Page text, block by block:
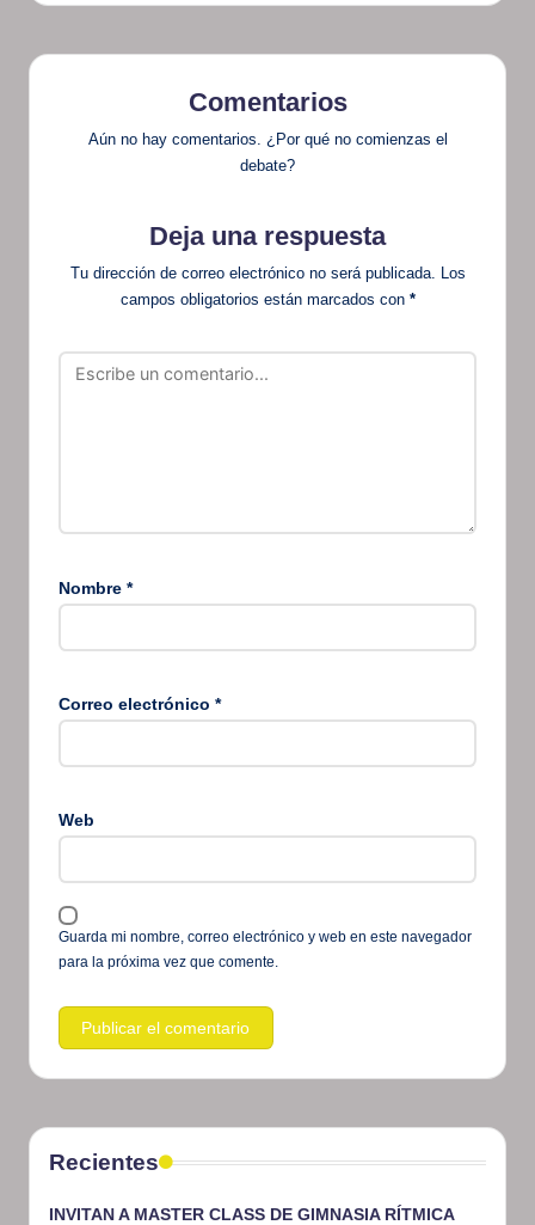
Comentarios
Aún no hay comentarios. ¿Por qué no comienzas el
debate?
Deja una respuesta
Tu dirección de correo electrónico no será publicada. Los
campos obligatorios están marcados con *
Nombre *
Correo electrónico *
Web
Guarda mi nombre, correo electrónico y web en este navegador
para la próxima vez que comente.
Recientes
INVITAN A MASTER CLASS DE GIMNASIA RÍTMICA